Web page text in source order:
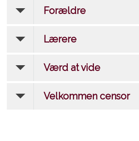
Forældre
Lærere
Værd at vide
Velkommen censor